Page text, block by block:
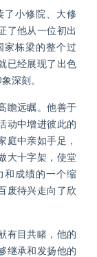
小修院、大修
了他从一位初出
家栋梁的整个过
已经展现了出色
深刻。
远瞩。他善于
动中增进彼此的
庭中亲如手足，
大十字架，使堂
和成绩的一个缩
废待兴走向了欣
目共睹，他的
继承和发扬他的